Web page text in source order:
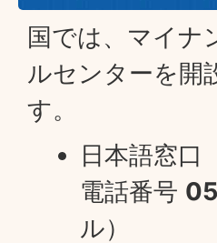
国では、マイナ
ルセンターを開
す。
日本語窓口
電話番号
ル）